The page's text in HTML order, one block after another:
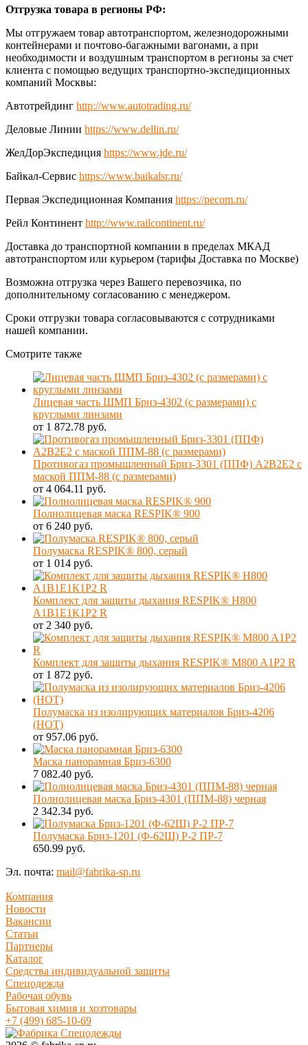
Отгрузка товара в регионы РФ:
Мы отгружаем товар автотранспортом, железнодорожными
контейнерами и почтово-багажными вагонами, а при
необходимости и воздушным транспортом в регионы за счет
клиента с помощью ведущих транспортно-экспедиционных
компаний Москвы:
Автотрейдинг http://www.autotrading.ru/
Деловые Линии https://www.dellin.ru/
ЖелДорЭкспедиция https://www.jde.ru/
Байкал-Сервис https://www.baikalsr.ru/
Первая Экспедиционная Компания https://pecom.ru/
Рейл Континент http://www.railcontinent.ru/
Доставка до транспортной компании в пределах МКАД
автотранспортом или курьером (тарифы Доставка по Москве)
Возможна отгрузка через Вашего перевозчика, по
дополнительному согласованию с менеджером.
Сроки отгрузки товара согласовываются с сотрудниками
нашей компании.
Смотрите также
Лицевая часть ШМП Бриз-4302 (с размерами) с
круглыми линзами
от 1 872.78 руб.
Противогаз промышленный Бриз-3301 (ППФ) А2В2Е2 с
маской ППМ-88 (с размерами)
от 4 064.11 руб.
Полнолицевая маска RESPIK® 900
от 6 240 руб.
Полумаска RESPIK® 800, серый
от 1 014 руб.
Комплект для защиты дыхания RESPIK® H800
А1В1Е1К1P2 R
от 2 340 руб.
Комплект для защиты дыхания RESPIK® M800 A1P2 R
от 1 872 руб.
Полумаска из изолирующих материалов Бриз-4206
(НОТ)
от 957.06 руб.
Маска панорамная Бриз-6300
7 082.40 руб.
Полнолицевая маска Бриз-4301 (ППМ-88) черная
2 342.34 руб.
Полумаска Бриз-1201 (Ф-62Ш) P-2 ПР-7
650.99 руб.
Эл. почта: mail@fabrika-sp.ru
Компания
Новости
Вакансии
Статьи
Партнеры
Каталог
Средства индивидуальной защиты
Спецодежда
Рабочая обувь
Бытовая химия и хозтовары
+7 (499) 685-10-69